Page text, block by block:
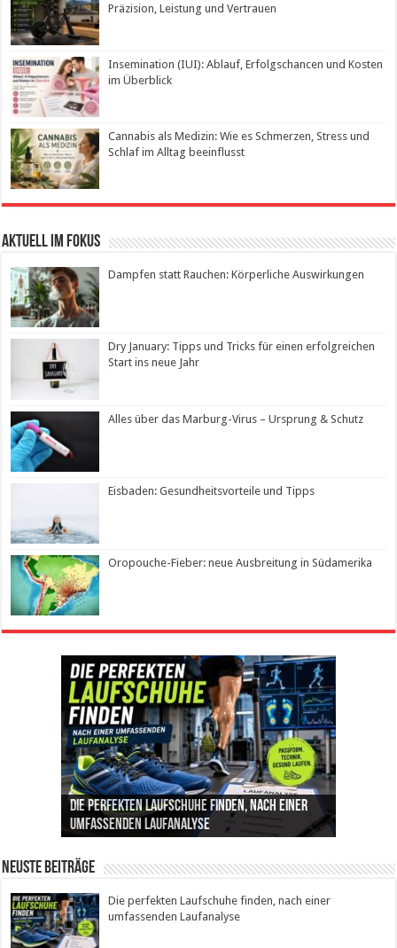
Präzision, Leistung und Vertrauen
Insemination (IUI): Ablauf, Erfolgschancen und Kosten
im Überblick
Cannabis als Medizin: Wie es Schmerzen, Stress und
Schlaf im Alltag beeinflusst
Aktuell im Fokus
Dampfen statt Rauchen: Körperliche Auswirkungen
Dry January: Tipps und Tricks für einen erfolgreichen
Start ins neue Jahr
Alles über das Marburg-Virus – Ursprung & Schutz
Eisbaden: Gesundheitsvorteile und Tipps
Oropouche-Fieber: neue Ausbreitung in Südamerika
Die perfekten Laufschuhe finden, nach einer
umfassenden Laufanalyse
Intelligente ZYCLE-Bikes: Indoor-Training mit
Präzision, Leistung und Vertrauen
Insemination (IUI): Ablauf, Erfolgschancen und
Kosten im Überblick
Cannabis als Medizin: Wie es Schmerzen, Stress
und Schlaf im Alltag beeinflusst
Leben mit Inkontinenz: Tipps für mehr
Sicherheit im Alltag
Neuste Beiträge
Die perfekten Laufschuhe finden, nach einer
umfassenden Laufanalyse